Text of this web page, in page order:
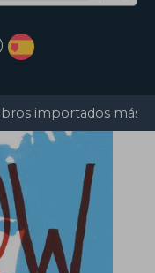
importados más